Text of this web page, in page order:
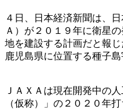
４日、日本経済新聞は、
Ａ）が２０１９年に衛星
地を建設する計画だと報
鹿児島県に位置する種子
ＪＡＸＡは現在開発中の
（仮称）」の２０２０年